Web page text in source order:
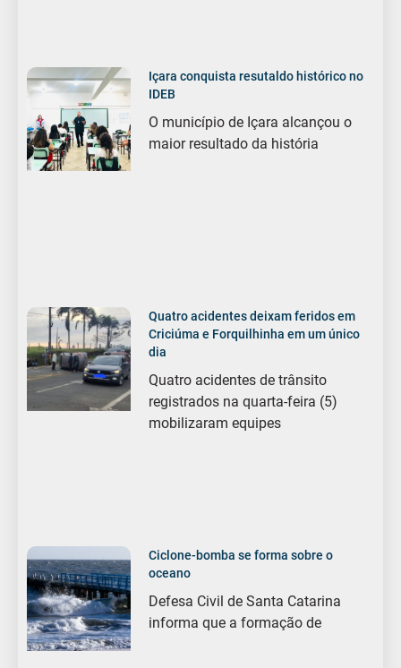
Içara conquista resutaldo histórico no
IDEB
O município de Içara alcançou o
maior resultado da história
Quatro acidentes deixam feridos em
Criciúma e Forquilhinha em um único
dia
Quatro acidentes de trânsito
registrados na quarta-feira (5)
mobilizaram equipes
Ciclone-bomba se forma sobre o
oceano
Defesa Civil de Santa Catarina
informa que a formação de